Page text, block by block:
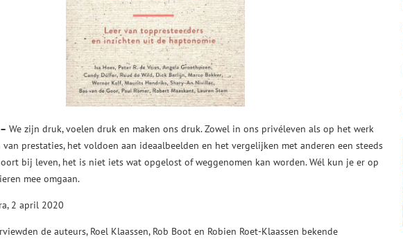
We zijn druk, voelen druk en maken ons druk. Zowel in ons privéleven als op het werk
prestaties, het voldoen aan ideaalbeelden en het vergelijken met anderen een steeds
bij leven, het is niet iets wat opgelost of weggenomen kan worden. Wél kun je er op
mee omgaan.
2 april 2020
de auteurs, Roel Klaassen, Rob Boot en Robien Roet-Klaassen bekende